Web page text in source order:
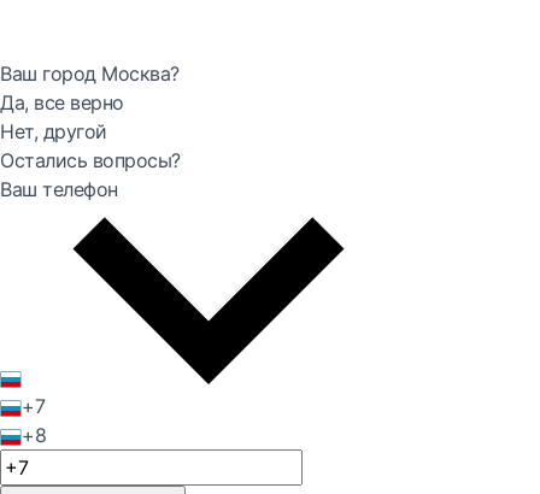
Ваш город Москва?
Да, все верно
Нет, другой
Остались вопросы?
Ваш телефон
+7
+8